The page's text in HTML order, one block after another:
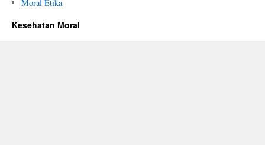
Moral Etika
Kesehatan Moral